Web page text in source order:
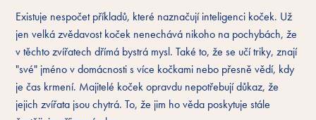
Existuje nespočet příkladů, které naznačují inteligenci koček. Už
jen velká zvědavost koček nenechává nikoho na pochybách, že
v těchto zvířatech dřímá bystrá mysl. Také to, že se učí triky, znají
"své" jméno v domácnosti s více kočkami nebo přesně vědí, kdy
je čas krmení. Majitelé koček opravdu nepotřebují důkaz, že
jejich zvířata jsou chytrá. To, že jim ho věda poskytuje stále